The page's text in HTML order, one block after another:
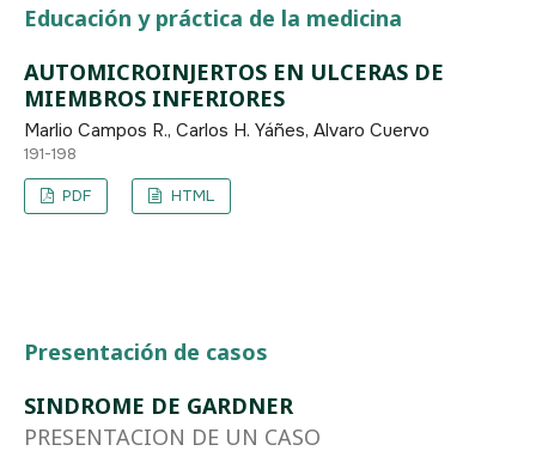
Educación y práctica de la medicina
AUTOMICROINJERTOS EN ULCERAS DE
MIEMBROS INFERIORES
Marlio Campos R., Carlos H. Yáñes, Alvaro Cuervo
191-198
PDF HTML
Presentación de casos
SINDROME DE GARDNER
PRESENTACION DE UN CASO